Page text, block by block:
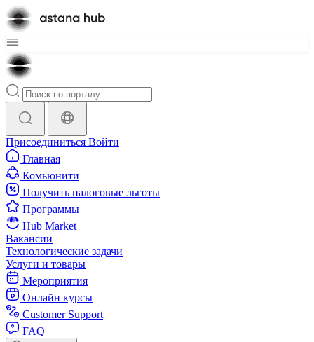
Присоединиться Войти
Главная
Комьюнити
Получить налоговые льготы
Программы
Hub Market
Вакансии
Технологические задачи
Услуги и товары
Мероприятия
Онлайн курсы
Customer Support
FAQ